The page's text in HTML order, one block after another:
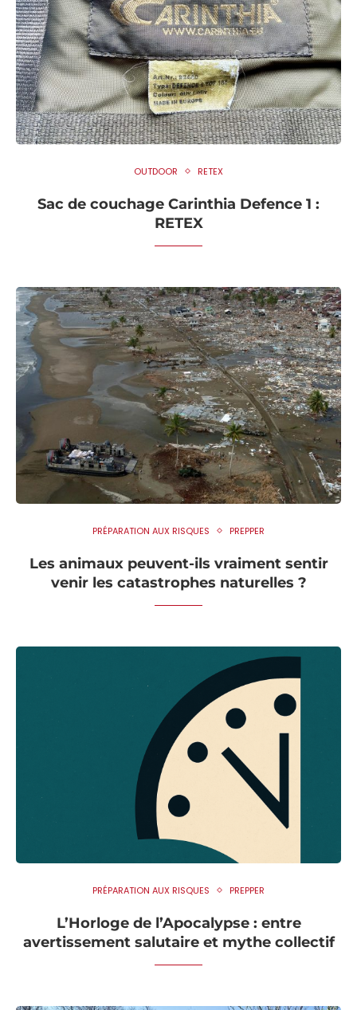
OUTDOOR RETEX
Sac de couchage Carinthia Defence 1 :
RETEX
PRÉPARATION AUX RISQUES PREPPER
Les animaux peuvent-ils vraiment sentir
venir les catastrophes naturelles ?
PRÉPARATION AUX RISQUES PREPPER
L’Horloge de l’Apocalypse : entre
avertissement salutaire et mythe collectif